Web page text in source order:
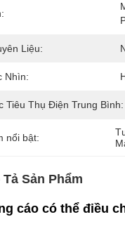
Liệu:
Nhìn:
Tiêu Thụ Điện Trung Bình:
nổi bật:
Tả Sản Phẩm
cáo có thể điều